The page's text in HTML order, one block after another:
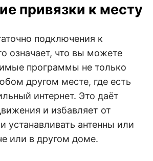
привязки к месту
подключения к
означает, что вы можете
программы не только
другом месте, где есть
интернет. Это даёт
и избавляет от
устанавливать антенны или
или в другом доме.